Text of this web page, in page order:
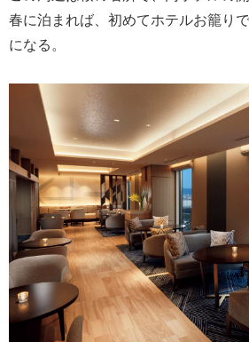
春に泊まれば、初めてホテルお籠り
になる。